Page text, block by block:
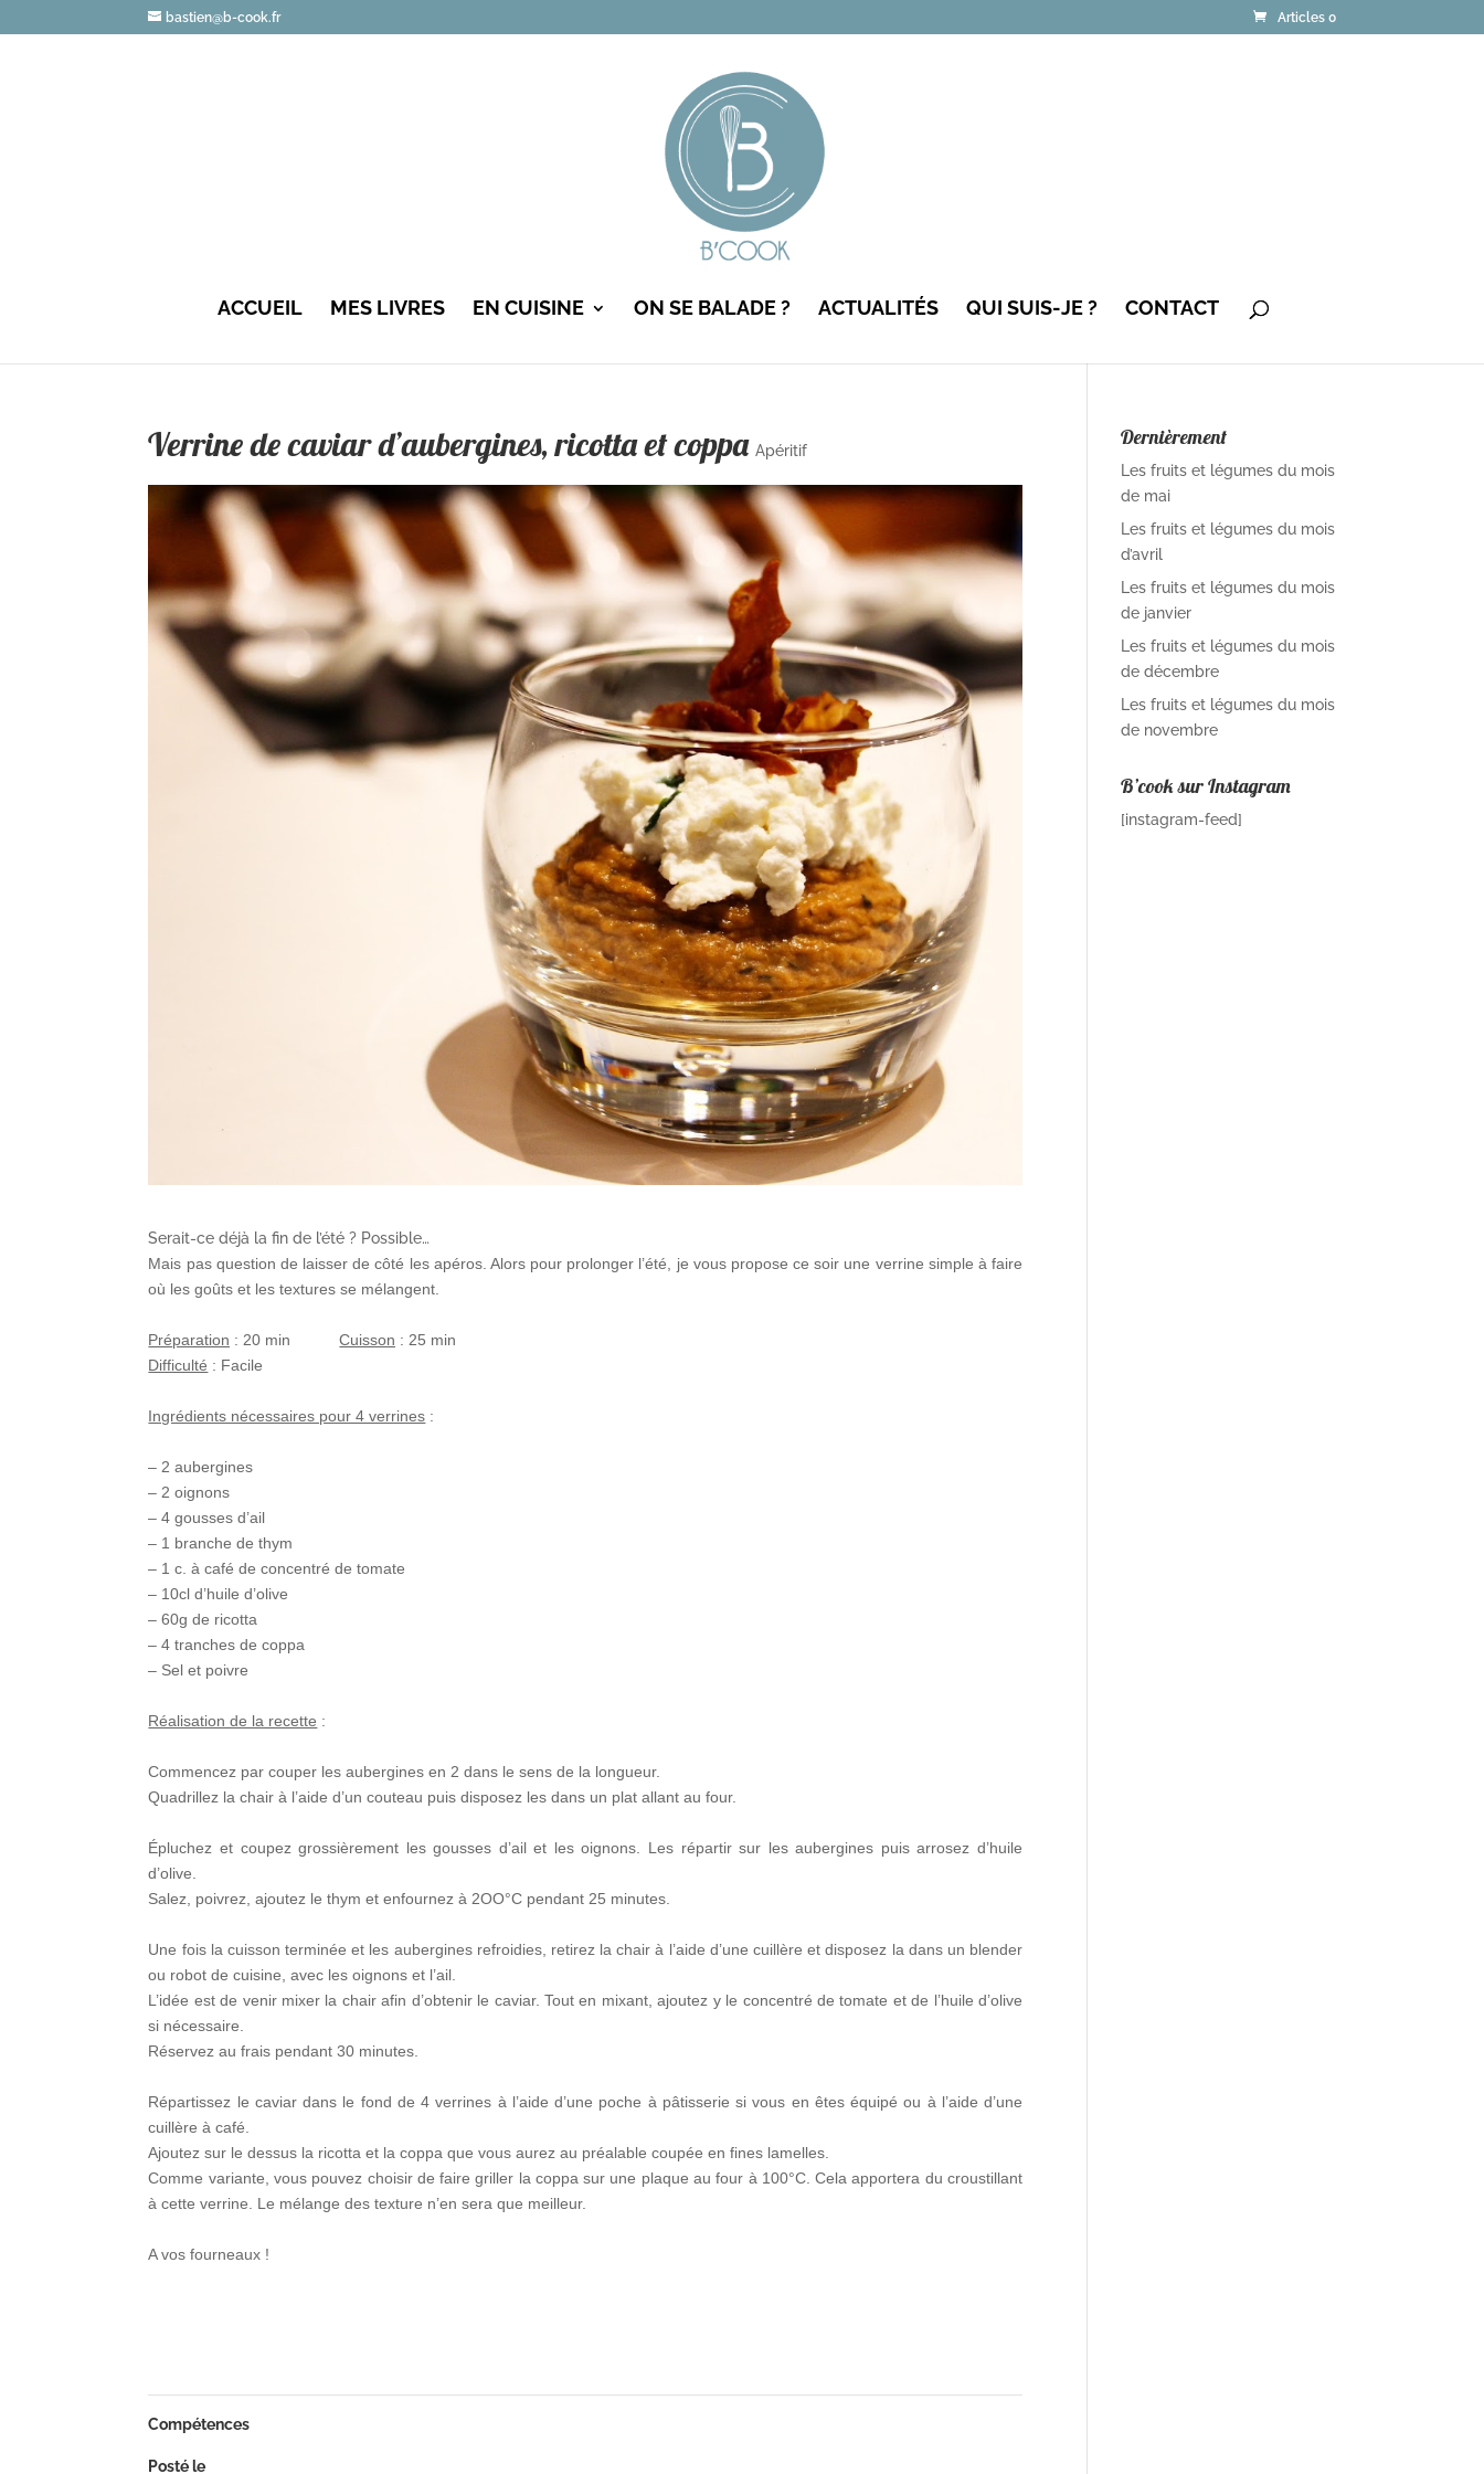
bastien@b-cook.fr Articles 0
ACCUEIL MES LIVRES EN CUISINE ON SE BALADE ? ACTUALITÉS QUI SUIS-JE ? CONTACT
Verrine de caviar d’aubergines, ricotta et coppa Apéritif
Serait-ce déjà la fin de l’été ? Possible…
Mais pas question de laisser de côté les apéros. Alors pour prolonger l’été, je vous propose ce soir une verrine simple à faire
où les goûts et les textures se mélangent.
Préparation : 20 min Cuisson : 25 min
Difficulté : Facile
Ingrédients nécessaires pour 4 verrines :
– 2 aubergines
– 2 oignons
– 4 gousses d’ail
– 1 branche de thym
– 1 c. à café de concentré de tomate
– 10cl d’huile d’olive
– 60g de ricotta
– 4 tranches de coppa
– Sel et poivre
Réalisation de la recette :
Commencez par couper les aubergines en 2 dans le sens de la longueur.
Quadrillez la chair à l’aide d’un couteau puis disposez les dans un plat allant au four.
Épluchez et coupez grossièrement les gousses d’ail et les oignons. Les répartir sur les aubergines puis arrosez d’huile
d’olive.
Salez, poivrez, ajoutez le thym et enfournez à 2OO°C pendant 25 minutes.
Une fois la cuisson terminée et les aubergines refroidies, retirez la chair à l’aide d’une cuillère et disposez la dans un blender
ou robot de cuisine, avec les oignons et l’ail.
L’idée est de venir mixer la chair afin d’obtenir le caviar. Tout en mixant, ajoutez y le concentré de tomate et de l’huile d’olive
si nécessaire.
Réservez au frais pendant 30 minutes.
Répartissez le caviar dans le fond de 4 verrines à l’aide d’une poche à pâtisserie si vous en êtes équipé ou à l’aide d’une
cuillère à café.
Ajoutez sur le dessus la ricotta et la coppa que vous aurez au préalable coupée en fines lamelles.
Comme variante, vous pouvez choisir de faire griller la coppa sur une plaque au four à 100°C. Cela apportera du croustillant
à cette verrine. Le mélange des texture n’en sera que meilleur.
A vos fourneaux !
Compétences
Posté le
Dernièrement
Les fruits et légumes du mois
de mai
Les fruits et légumes du mois
d’avril
Les fruits et légumes du mois
de janvier
Les fruits et légumes du mois
de décembre
Les fruits et légumes du mois
de novembre
B’cook sur Instagram
[instagram-feed]